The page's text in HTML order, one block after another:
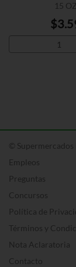
15 OZ
© Supermercados
Empleos
Preguntas
Concursos
Política de
Términos y
Nota Aclaratoria
Contacto